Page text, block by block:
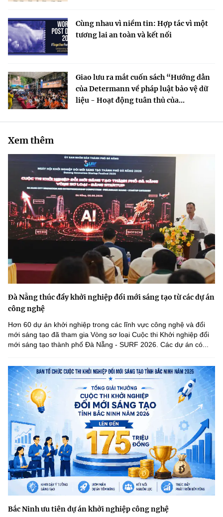
Cùng nhau vì niềm tin: Hợp tác vì một
tương lai an toàn và kết nối
Giao lưu ra mắt cuốn sách “Hướng dẫn
của Determann về pháp luật bảo vệ dữ
liệu - Hoạt động tuân thủ của...
Xem thêm
Đà Nẵng thúc đẩy khởi nghiệp đổi mới sáng tạo từ các dự án
công nghệ
Hơn 60 dự án khởi nghiệp trong các lĩnh vực công nghệ và đổi
mới sáng tạo đã tham gia Vòng sơ loại Cuộc thi Khởi nghiệp đổi
mới sáng tạo thành phố Đà Nẵng - SURF 2026. Các dự án có...
Bắc Ninh ưu tiên dự án khởi nghiệp công nghệ